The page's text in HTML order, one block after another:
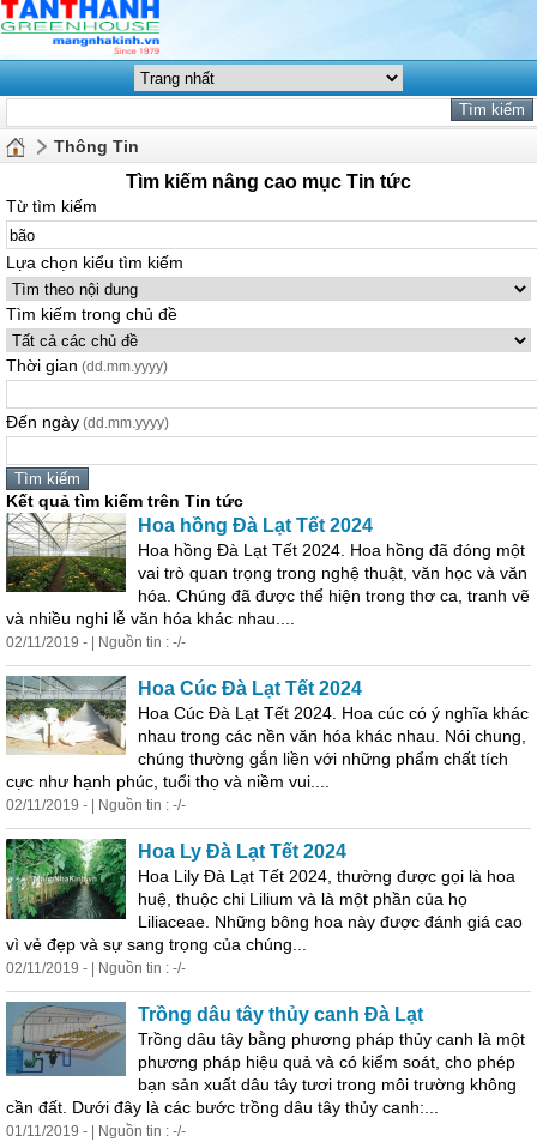
Thông Tin
Tìm kiếm nâng cao mục Tin tức
Từ tìm kiếm
Lựa chọn kiểu tìm kiếm
Tìm kiếm trong chủ đề
Thời gian (dd.mm.yyyy)
Đến ngày (dd.mm.yyyy)
Kết quả tìm kiếm trên Tin tức
Hoa hồng Đà Lạt Tết 2024
Hoa hồng Đà Lạt Tết 2024. Hoa hồng đã đóng một
vai trò quan trọng trong nghệ thuật, văn học và văn
hóa. Chúng đã được thể hiện trong thơ ca, tranh vẽ
và nhiều nghi lễ văn hóa khác nhau....
02/11/2019 - | Nguồn tin : -/-
Hoa Cúc Đà Lạt Tết 2024
Hoa Cúc Đà Lạt Tết 2024. Hoa cúc có ý nghĩa khác
nhau trong các nền văn hóa khác nhau. Nói chung,
chúng thường gắn liền với những phẩm chất tích
cực như hạnh phúc, tuổi thọ và niềm vui....
02/11/2019 - | Nguồn tin : -/-
Hoa Ly Đà Lạt Tết 2024
Hoa Lily Đà Lạt Tết 2024, thường được gọi là hoa
huệ, thuộc chi Lilium và là một phần của họ
Liliaceae. Những bông hoa này được đánh giá cao
vì vẻ đẹp và sự sang trọng của chúng...
02/11/2019 - | Nguồn tin : -/-
Trồng dâu tây thủy canh Đà Lạt
Trồng dâu tây bằng phương pháp thủy canh là một
phương pháp hiệu quả và có kiểm soát, cho phép
bạn sản xuất dâu tây tươi trong môi trường không
cần đất. Dưới đây là các bước trồng dâu tây thủy canh:...
01/11/2019 - | Nguồn tin : -/-